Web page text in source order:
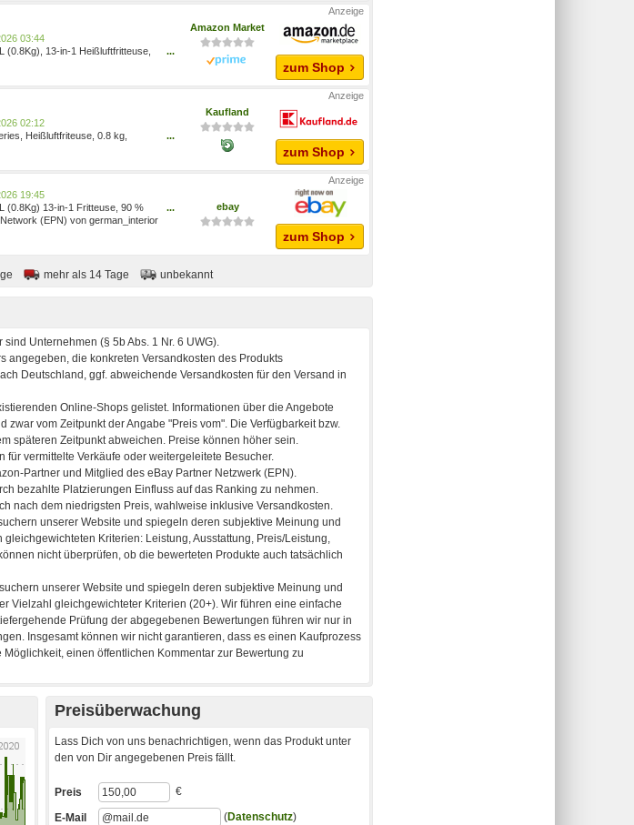
03:44
(0.8Kg), 13-in-1 Heißluftfritteuse,
...
Amazon Market
zum Shop
02:12
Heißluftfriteuse, 0.8 kg,
...
Kaufland
zum Shop
19:45
(0.8Kg) 13-in-1 Fritteuse, 90 %
...
(EPN) von german_interior
ebay
zum Shop
mehr als 14 Tage unbekannt
Preisüberwachung
Lass Dich von uns benachrichtigen, wenn das Produkt unter
den von Dir angegebenen Preis fällt.
Preis €
E-Mail (Datenschutz)